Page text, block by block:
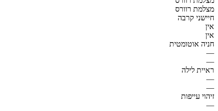
מצלמת רוורס
חיישני קרבה
אין
אין
חניה אוטומטית
—
—
ראיית לילה
—
—
זיהוי עייפות
—